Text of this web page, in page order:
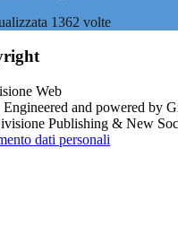
1362 volte
and powered by
Publishing & New
dati personali